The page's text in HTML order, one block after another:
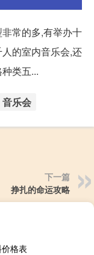
常的多,有举办十
的室内音乐会,还
类五...
音乐会
下一篇
挣扎的命运攻略
格表